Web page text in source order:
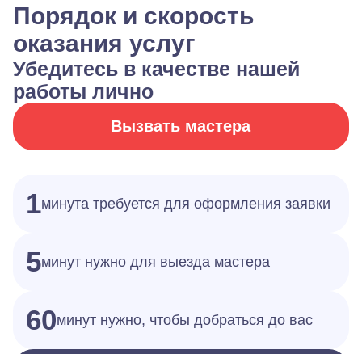
Порядок и скорость
оказания услуг
Убедитесь в качестве нашей
работы лично
Вызвать мастера
1минута требуется для оформления заявки
5минут нужно для выезда мастера
60минут нужно, чтобы добраться до вас